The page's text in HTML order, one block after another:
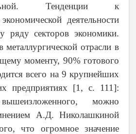
Тенденции к
деятельности
ряду секторов экономики.
отрасли в
моменту, 90% готового
всего на 9 крупнейших
предприятиях [1, с. 111]:
можно
А.Д. Николашкиной
что огромное значение